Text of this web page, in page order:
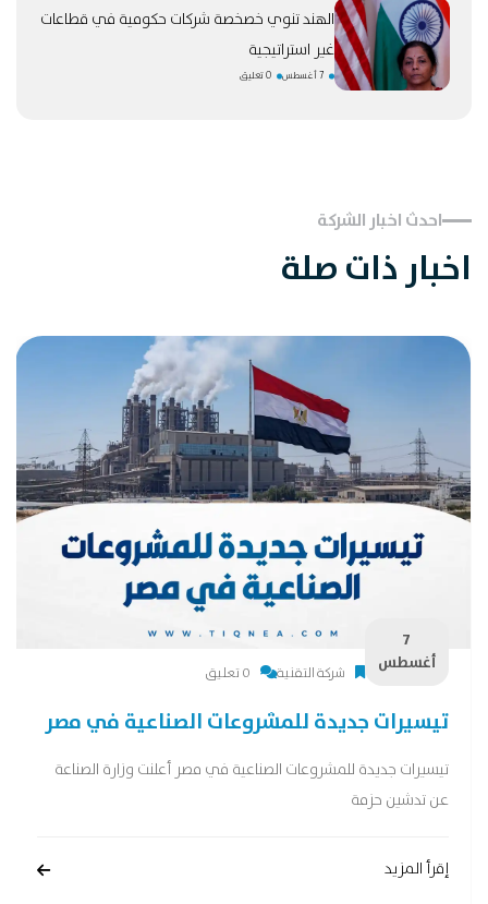
الهند تنوي خصخصة شركات حكومية في قطاعات
غير استراتيجية
7 أغسطس 0 تعليق
احدث اخبار الشركة
اخبار ذات صلة
7
أغسطس
شركة التقنية 0 تعليق
تيسيرات جديدة للمشروعات الصناعية في مصر
تيسيرات جديدة للمشروعات الصناعية في مصر أعلنت وزارة الصناعة
عن تدشين حزمة
إقرأ المزيد